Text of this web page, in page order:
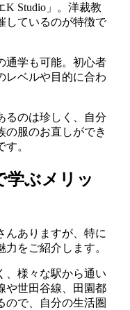
K Studio」。洋裁教
しているのが特徴で
通学も可能。初心者
レベルや目的に合わ
るのは珍しく、自分
の服のお直しができ
。
学ぶメリッ
んありますが、特に
をご紹介します。
、様々な駅から通い
や世田谷線、田園都
ので、自分の生活圏